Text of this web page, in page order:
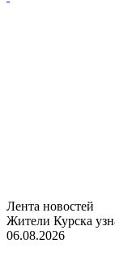
Лента новостей
Жители Курска
06.08.2026